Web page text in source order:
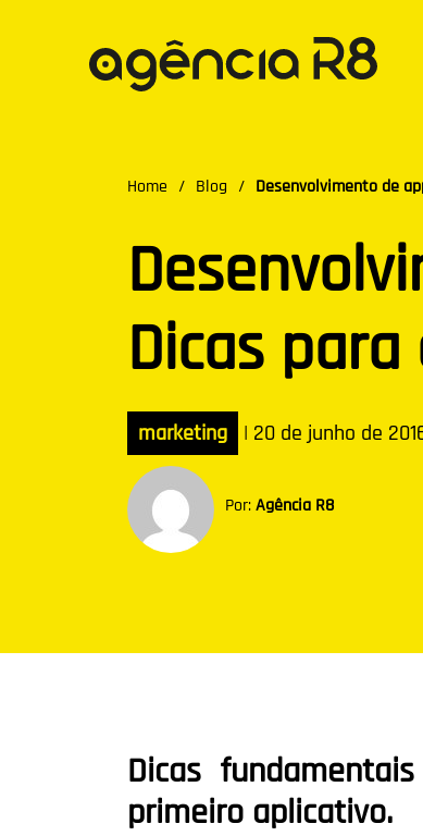
Home / Blog / Desenvolvimento de
Dicas
marketing | 20 de junho de
Por:Agência R8
Dicas
primeiro aplicativo.